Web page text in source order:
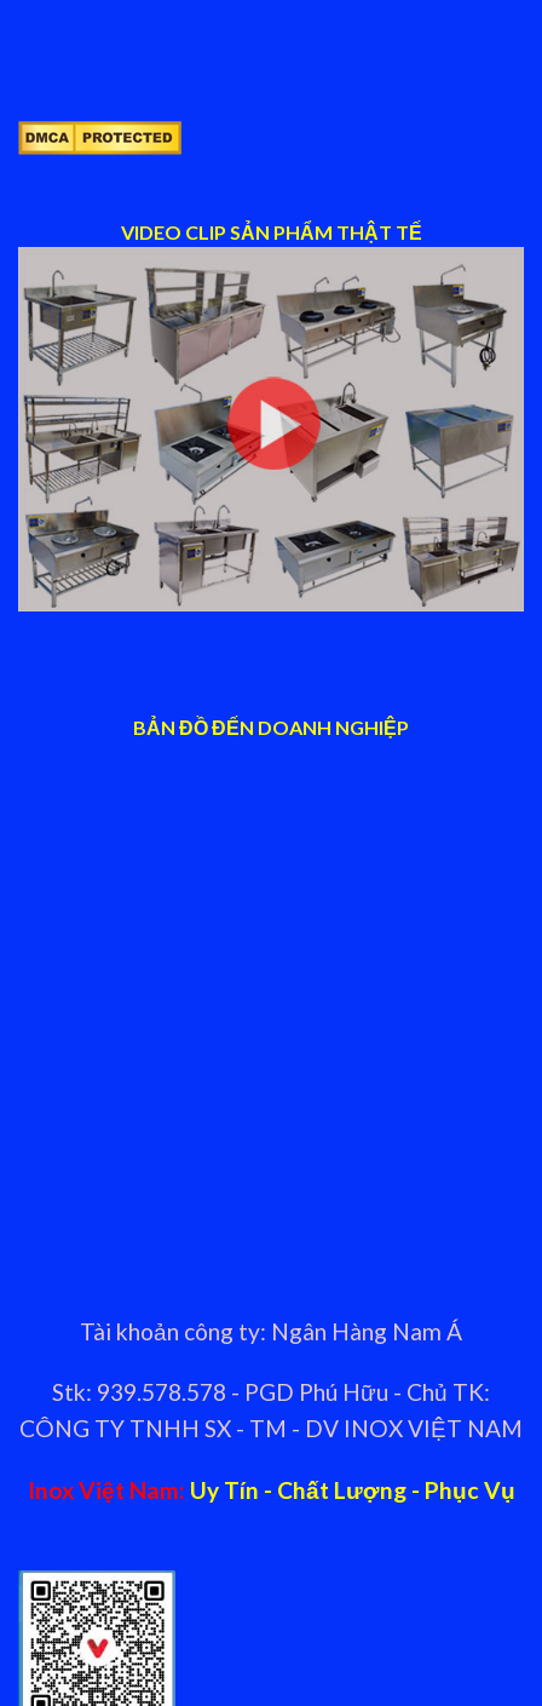
VIDEO CLIP SẢN PHẨM THẬT TẾ
BẢN ĐỒ ĐẾN DOANH NGHIỆP
Tài khoản công ty: Ngân Hàng Nam Á
Stk: 939.578.578 - PGD Phú Hữu - Chủ TK:
CÔNG TY TNHH SX - TM - DV INOX VIỆT NAM
Inox Việt Nam: Uy Tín - Chất Lượng - Phục Vụ